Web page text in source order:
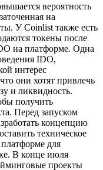
вероятность
на
У Coinlist также есть
токены после
на платформе. Одна
IDO,
интерес
они хотят привлечь
и ликвидность.
получить
Перед запуском
концепцию
техническое
для
В конце июля
проекты